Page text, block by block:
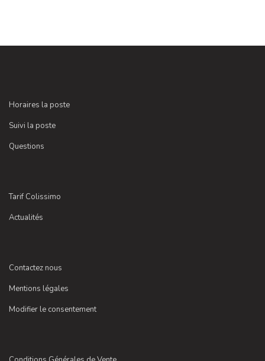
Horaires la poste
Suivi la poste
Questions
Tarif Colissimo
Actualités
Contactez nous
Mentions légales
Modifier le consentement